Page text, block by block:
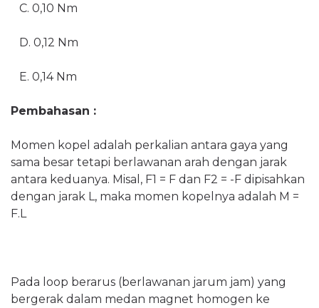
C. 0,10 Nm
D. 0,12 Nm
E. 0,14 Nm
Pembahasan :
Momen kopel adalah perkalian antara gaya yang
sama besar tetapi berlawanan arah dengan jarak
antara keduanya. Misal, F1 = F dan F2 = -F dipisahkan
dengan jarak L, maka momen kopelnya adalah M =
F.L
Pada loop berarus (berlawanan jarum jam) yang
bergerak dalam medan magnet homogen ke